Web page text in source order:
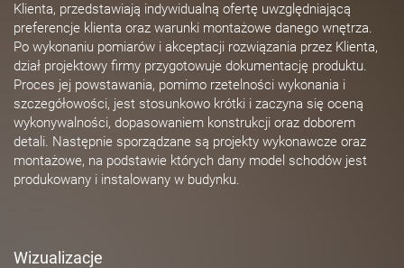
Klienta, przedstawiają indywidualną ofertę uwzględniającą
preferencje klienta oraz warunki montażowe danego wnętrza.
Po wykonaniu pomiarów i akceptacji rozwiązania przez Klienta,
dział projektowy firmy przygotowuje dokumentację produktu.
Proces jej powstawania, pomimo rzetelności wykonania i
szczegółowości, jest stosunkowo krótki i zaczyna się oceną
wykonywalności, dopasowaniem konstrukcji oraz doborem
detali. Następnie sporządzane są projekty wykonawcze oraz
montażowe, na podstawie których dany model schodów jest
produkowany i instalowany w budynku.
Wizualizacje